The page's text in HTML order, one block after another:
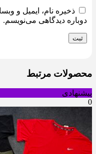
ذخیره نام، ایمیل و
دوباره دیدگاهی می‌نویسم.
محصولات مرتبط
پیشنهادی
0